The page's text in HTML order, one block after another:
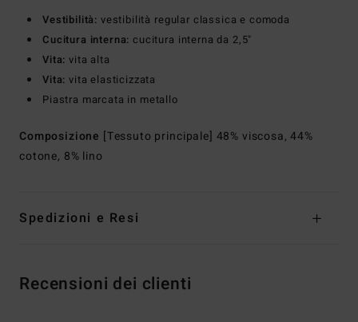
Vestibilità: vestibilità regular classica e comoda
Cucitura interna: cucitura interna da 2,5"
Vita:vita alta
Vita:vita elasticizzata
Piastra marcata in metallo
Composizione [Tessuto principale] 48% viscosa, 44%
cotone, 8% lino
Spedizioni e Resi
Recensioni dei clienti